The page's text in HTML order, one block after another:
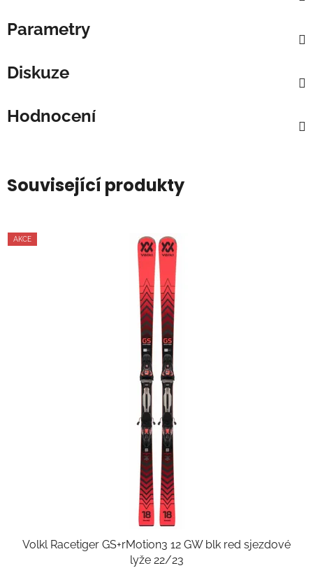
Parametry
Diskuze
Hodnocení
Související produkty
AKCE
Volkl Racetiger GS+rMotion3 12 GW blk red sjezdové
lyže 22/23